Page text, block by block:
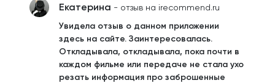
Екатерина - отзыв на irecommend.ru
Увидела отзыв о данном приложении
здесь на сайте. Заинтересовалась.
Откладывала, откладывала, пока почти в
каждом фильме или передаче не стала ухо
резать информация про заброшенные